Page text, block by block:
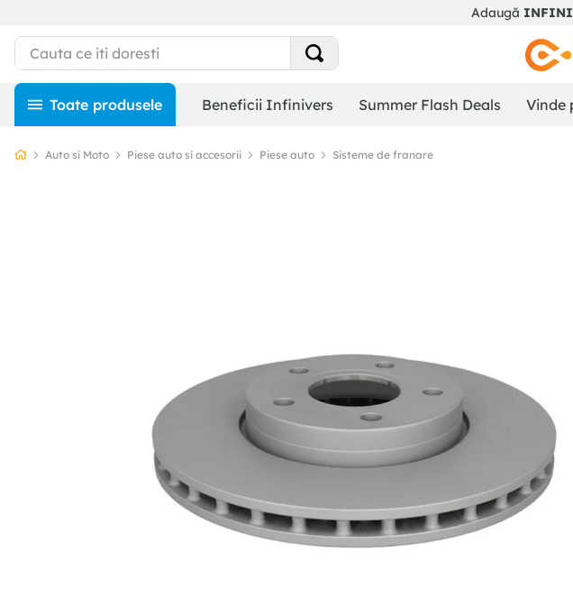
Adaugă
Beneficii Infinivers Summer Flash Deals Vinde
Auto si Moto Piese auto si accesorii Piese auto Sisteme de franare